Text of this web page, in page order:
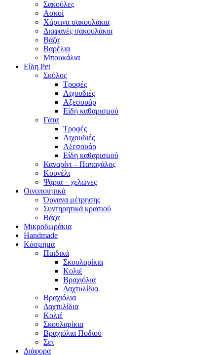
Σακούλες
Ασκοί
Χάρτινα σακουλάκια
Διαφανές σακουλάκια
Βάζα
Βαρέλια
Μπουκάλια
Είδη Pet
Σκύλος
Τροφές
Λιχουδιές
Αξεσουάρ
Είδη καθαρισμού
Γάτα
Τροφές
Λιχουδιές
Αξεσουάρ
Είδη καθαρισμού
Καναρίνι – Παπαγάλος
Κουνέλι
Ψάρια – χελώνες
Οινοποιητικά
Όργανα μέτρησης
Συντηρητικά κρασιού
Βάζα
Μικροδωράκια
Handmade
Κόσμημα
Παιδικά
Σκουλαρίκια
Κολιέ
Βραχιόλια
Δαχτυλίδια
Βραχιόλια
Δαχτυλίδια
Κολιέ
Σκουλαρίκια
Βραχιόλια Ποδιού
Σετ
Διάφορα